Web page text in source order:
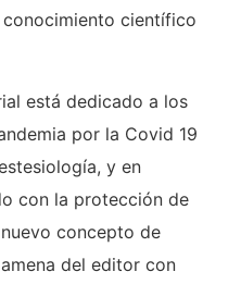
científico
está dedicado a los
por la Covid 19
y en
con la protección de
concepto de
del editor con